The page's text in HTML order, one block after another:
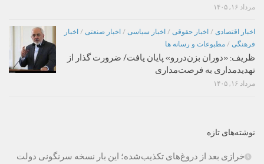
مرداد ۱۶, ۱۴۰۵
اخبار اقتصادی / اخبار حقوقی / اخبار سیاسی / اخبار صنعتی / اخبار
فرهنگی / مطبوعات و رسانه ها
ظریف: «دوران بزن‌دررو» پایان یافت/ ضرورت گذار از
تهدیدمداری به فرصت‌مداری
مرداد ۱۶, ۱۴۰۵
نوشته‌های تازه
خرازی بعد از دروغ‌های تکذیب‌شده؛ این بار نسخه سرنگونی دولت